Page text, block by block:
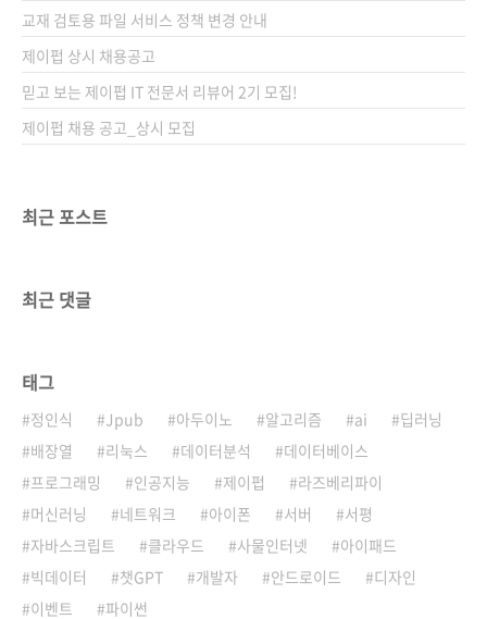
원 ISBN 978-89-94506-36-4 부가기호:
13320 키워드 블로그 / 콘텐츠..
교재 검토용 파일 서비스 정책 변경 안내
제이펍 상시 채용공고
믿고 보는 제이펍 IT 전문서 리뷰어 2기 모집!
제이펍 채용 공고_상시 모집
최근 포스트
최근 댓글
태그
정인식 Jpub 아두이노 알고리즘 ai
딥러닝
배장열
리눅스 데이터분석
데이터베이스
프로그래밍
인공지능 제이펍
라즈베리파이
머신러닝
네트워크 아이폰 서버
서평
자바스크립트
클라우드 사물인터넷
아이패드
빅데이터
챗GPT 개발자 안드로이드
디자인
이벤트
파이썬